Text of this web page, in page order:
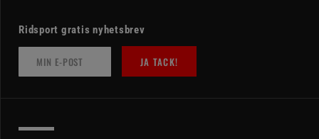
Ridsport gratis nyhetsbrev
JA TACK!